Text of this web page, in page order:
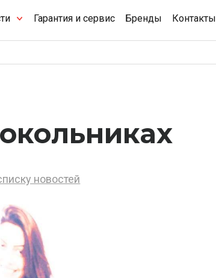
Гарантия и сервис Бренды Контакты
новостей